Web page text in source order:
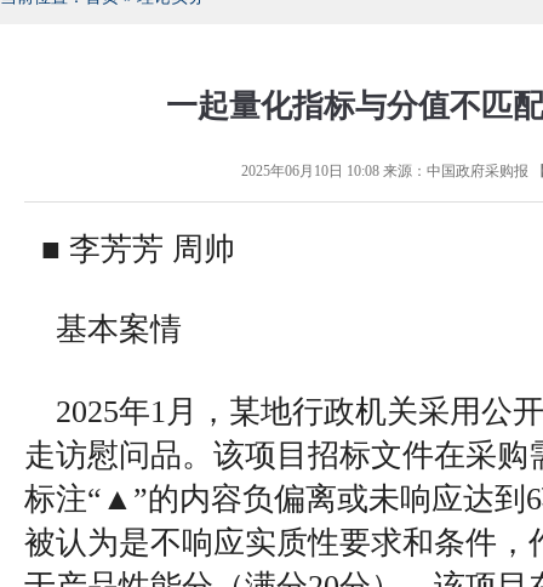
一起量化指标与分值不匹
2025年06月10日 10:08来源： 中国政府采购报
■ 李芳芳 周帅
基本案情
2025年1月，某地行政机关采用公
走访慰问品。该项目招标文件在采购
标注“▲”的内容负偏离或未响应达到
被认为是不响应实质性要求和条件，